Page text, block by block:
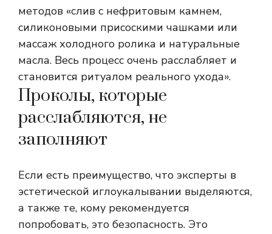
методов «слив с нефритовым камнем,
силиконовыми присоскими чашками или
массаж холодного ролика и натуральные
масла. Весь процесс очень расслабляет и
становится ритуалом реального ухода».
Проколы, которые
расслабляются, не
заполняют
Если есть преимущество, что эксперты в
эстетической иглоукалывании выделяются,
а также те, кому рекомендуется
попробовать, это безопасность. Это